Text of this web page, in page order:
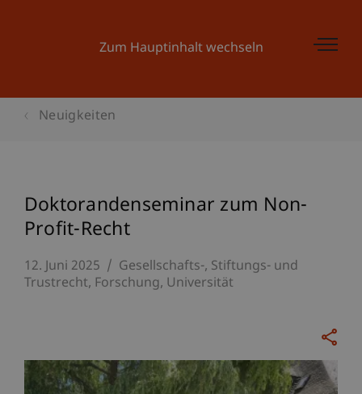
Zum Hauptinhalt wechseln
Neuigkeiten
Doktorandenseminar zum Non-
Profit-Recht
12. Juni 2025
Gesellschafts-, Stiftungs- und
Trustrecht Forschung Universität